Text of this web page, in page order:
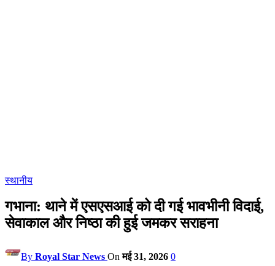
स्थानीय
गभाना: थाने में एसएसआई को दी गई भावभीनी विदाई,
सेवाकाल और निष्ठा की हुई जमकर सराहना
By Royal Star News Onमई 31, 2026 0